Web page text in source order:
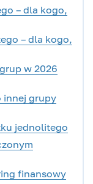
– dla kogo,
– dla kogo,
w 2026
innej grupy
jednolitego
finansowy